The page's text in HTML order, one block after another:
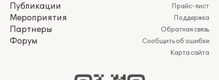
Публикации
Мероприятия
Партнеры
Форум
Прайс-лист
Поддержка
Обратная связь
Сообщить об ошибке
Карта сайта